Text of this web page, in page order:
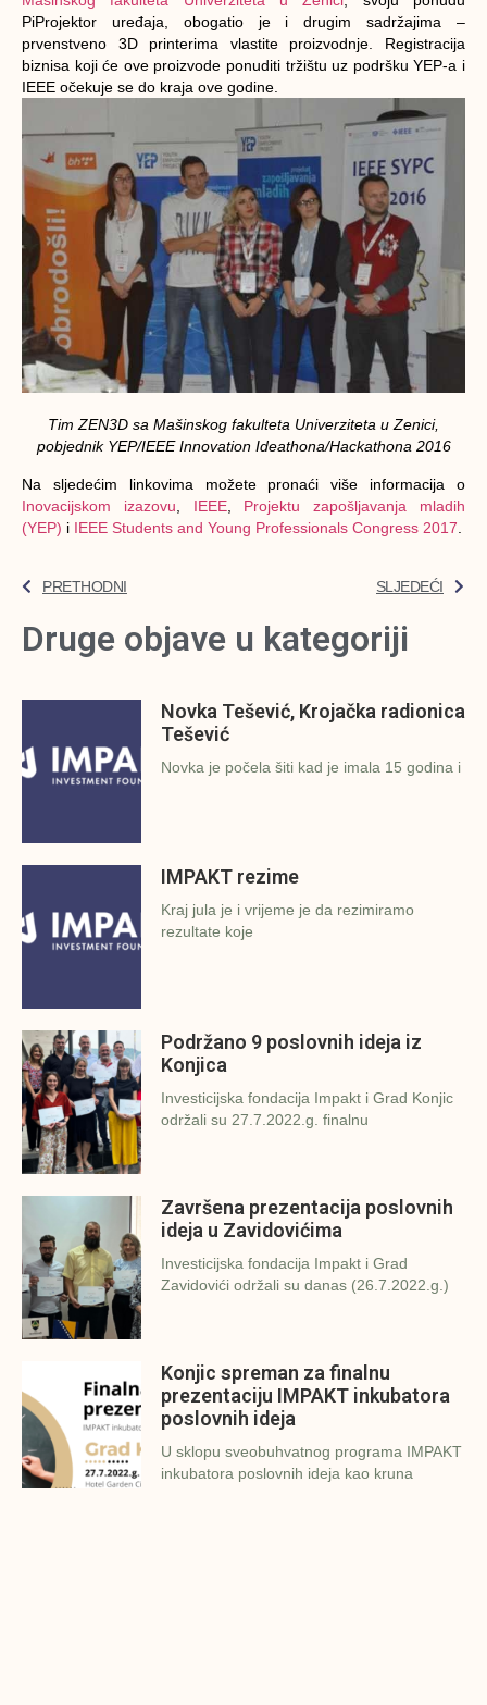
PiProjektor uređaja, obogatio je i drugim sadržajima –
prvenstveno 3D printerima vlastite proizvodnje. Registracija
biznisa koji će ove proizvode ponuditi tržištu uz podršku YEP-a i
IEEE očekuje se do kraja ove godine.
Tim ZEN3D sa Mašinskog fakulteta Univerziteta u Zenici,
pobjednik YEP/IEEE Innovation Ideathona/Hackathona 2016
Na sljedećim linkovima možete pronaći više informacija o
Inovacijskom izazovu
IEEE, Projektu zapošljavanja mladih
(YEP) i IEEE Students and Young Professionals Congress 2017
PRETHODNI SLJEDEĆI
Druge objave u kategoriji
Novka Tešević, Krojačka radionica
Tešević
Novka je počela šiti kad je imala 15 godina i
IMPAKT rezime
Kraj jula je i vrijeme je da rezimiramo
rezultate koje
Podržano 9 poslovnih ideja iz
Konjica
Investicijska fondacija Impakt i Grad Konjic
održali su 27.7.2022.g. finalnu
Završena prezentacija poslovnih
ideja u Zavidovićima
Investicijska fondacija Impakt i Grad
Zavidovići održali su danas (26.7.2022.g.)
Konjic spreman za finalnu
prezentaciju IMPAKT inkubatora
poslovnih ideja
U sklopu sveobuhvatnog programa IMPAKT
inkubatora poslovnih ideja kao kruna